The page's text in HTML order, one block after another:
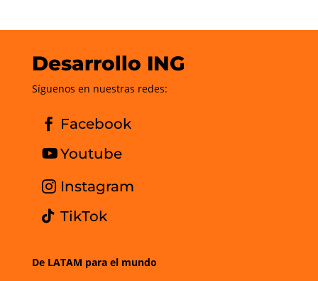
Desarrollo ING
Síguenos en nuestras redes:
Facebook
Youtube
Instagram
TikTok
De LATAM para el mundo